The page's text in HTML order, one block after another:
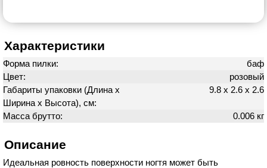
Характеристики
Форма пилки:
баф
Цвет:
розовый
Габариты упаковки (Длина х
Ширина х Высота), см:
9.8 х 2.6 х 2.6
Масса брутто: 0.006 кг
Описание
Идеальная ровность поверхности ногтя может быть